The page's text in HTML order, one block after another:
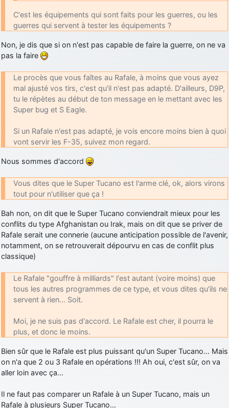
d9pouces: Désolé ! Mon filtrage a été un peu trop violent
manifestement
tout voir
C'est les équipements qui sont faits pour les guerres, ou les
guerres qui servent à tester les équipements ?
Non, je dis que si on n'est pas capable de faire la guerre, on ne va
pas la faire
Le procès que vous faîtes au Rafale, à moins que vous ayez
mal ajusté vos tirs, c'est qu'il n'est pas adapté. D'ailleurs, D9P,
tu le répètes au début de ton message en le mettant avec les
Super bug et S Eagle.
Si un Rafale n'est pas adapté, je vois encore moins bien à quoi
vont servir les F-35, suivez mon regard.
Nous sommes d'accord
Vous dites que le Super Tucano est l'arme clé, ok, alors virons
tout pour n'utiliser que ça !
Bah non, on dit que le Super Tucano conviendrait mieux pour les
conflits du type Afghanistan ou Irak, mais on dit que se priver de
Rafale serait une connerie (aucune anticipation possible de l'avenir,
notamment, on se retrouverait dépourvu en cas de conflit plus
classique)
Le Rafale "gouffre à milliards" l'est autant (voire moins) que
tous les autres programmes de ce type, et vous dites qu'ils ne
servent à rien… Soit.
Moi, je ne suis pas d'accord. Le Rafale est cher, il pourra le
plus, et donc le moins.
Bien sûr que le Rafale est plus puissant qu'un Super Tucano… Mais
on n'a que 2 ou 3 Rafale en opérations !!! Ah oui, c'est sûr, on va
aller loin avec ça…
Il ne faut pas comparer un Rafale à un Super Tucano, mais un
Rafale à plusieurs Super Tucano…